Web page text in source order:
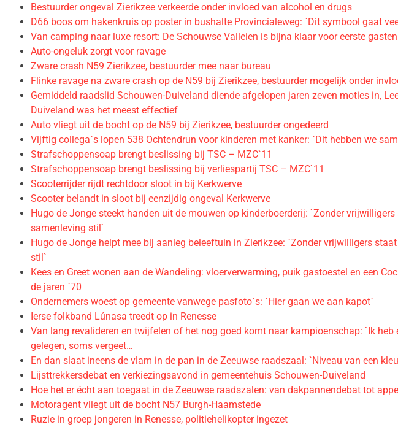
Bestuurder ongeval Zierikzee verkeerde onder invloed van alcohol en drugs
D66 boos om hakenkruis op poster in bushalte Provincialeweg: `Dit symbool gaat
Van camping naar luxe resort: De Schouwse Valleien is bijna klaar voor eerste gasten
Auto-ongeluk zorgt voor ravage
Zware crash N59 Zierikzee, bestuurder mee naar bureau
Flinke ravage na zware crash op de N59 bij Zierikzee, bestuurder mogelijk onder
Gemiddeld raadslid Schouwen-Duiveland diende afgelopen jaren zeven moties in,
Duiveland was het meest effectief
Auto vliegt uit de bocht op de N59 bij Zierikzee, bestuurder ongedeerd
Vijftig collega`s lopen 538 Ochtendrun voor kinderen met kanker: `Dit hebben we
Strafschoppensoap brengt beslissing bij TSC – MZC`11
Strafschoppensoap brengt beslissing bij verliespartij TSC – MZC`11
Scooterrijder rijdt rechtdoor sloot in bij Kerkwerve
Scooter belandt in sloot bij eenzijdig ongeval Kerkwerve
Hugo de Jonge steekt handen uit de mouwen op kinderboerderij: `Zonder vrijwilligers
samenleving stil`
Hugo de Jonge helpt mee bij aanleg beleeftuin in Zierikzee: `Zonder vrijwilligers
stil`
Kees en Greet wonen aan de Wandeling: vloerverwarming, puik gastoestel en een
de jaren `70
Ondernemers woest op gemeente vanwege pasfoto`s: `Hier gaan we aan kapot`
Ierse folkband Lúnasa treedt op in Renesse
Van lang revalideren en twijfelen of het nog goed komt naar kampioenschap: `Ik heb
gelegen, soms vergeet…
En dan slaat ineens de vlam in de pan in de Zeeuwse raadszaal: `Niveau van een
Lijsttrekkersdebat en verkiezingsavond in gemeentehuis Schouwen-Duiveland
Hoe het er écht aan toegaat in de Zeeuwse raadszalen: van dakpannendebat tot
Motoragent vliegt uit de bocht N57 Burgh-Haamstede
Ruzie in groep jongeren in Renesse, politiehelikopter ingezet